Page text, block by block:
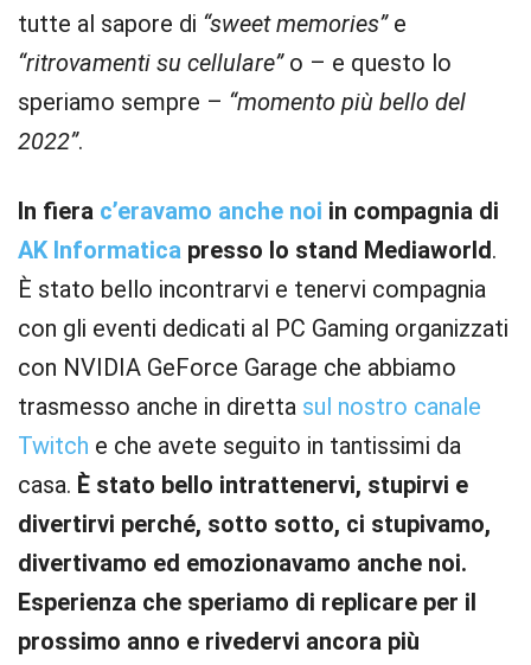
tutte al sapore di “sweet memories” e
“ritrovamenti su cellulare”o – e questo lo
speriamo sempre – “momento più bello del
2022”.
In fiera c’eravamo anche noi in compagnia di
AK Informatica presso lo stand Mediaworld.
È stato bello incontrarvi e tenervi compagnia
con gli eventi dedicati al PC Gaming organizzati
con NVIDIA GeForce Garage che abbiamo
trasmesso anche in diretta sul nostro canale
Twitch e che avete seguito in tantissimi da
casa. È stato bello intrattenervi, stupirvi e
divertirvi perché, sotto sotto, ci stupivamo,
divertivamo ed emozionavamo anche noi.
Esperienza che speriamo di replicare per il
prossimo anno e rivedervi ancora più